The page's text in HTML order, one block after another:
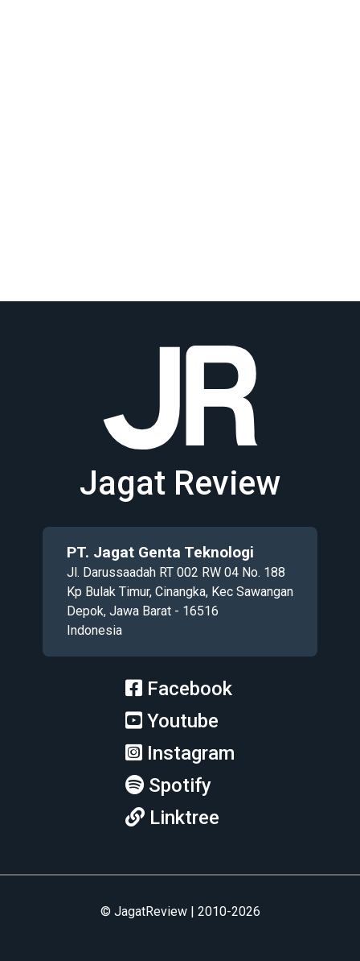
Jagat Review
PT. Jagat Genta Teknologi
Jl. Darussaadah RT 002 RW 04 No. 188
Kp Bulak Timur, Cinangka, Kec Sawangan
Depok, Jawa Barat - 16516
Indonesia
Facebook
Youtube
Instagram
Spotify
Linktree
© JagatReview | 2010-2026